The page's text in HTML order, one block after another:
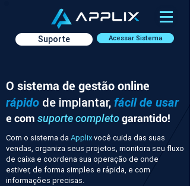
Acessar Sistema
Suporte
O sistema de gestão online
rápido de implantar, fácil de usar
e com suporte completogarantido!
Com o sistema daApplixvocê cuida das suas
vendas, organiza seus projetos, monitora seu fluxo
de caixa e coordena sua operação de onde
estiver, de forma simples e rápida, e com
informações precisas.